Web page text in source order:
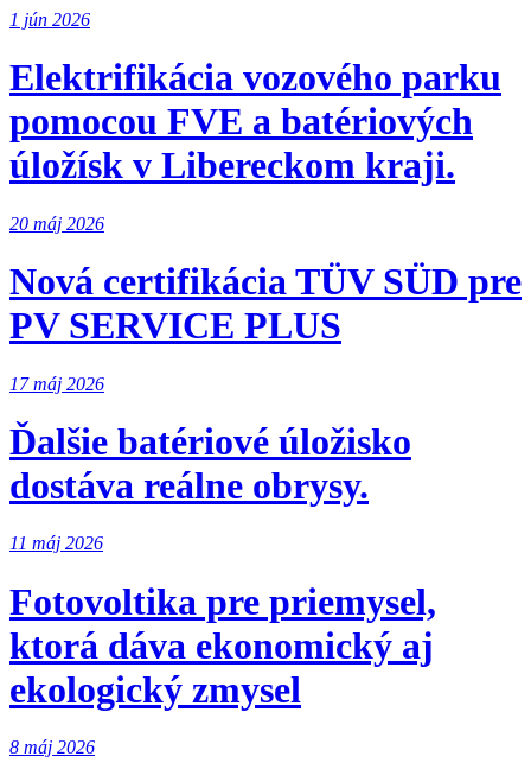
1 jún 2026
Elektrifikácia vozového parku
pomocou FVE a batériových
úložísk v Libereckom kraji.
20 máj 2026
Nová certifikácia TÜV SÜD pre
PV SERVICE PLUS
17 máj 2026
Ďalšie batériové úložisko
dostáva reálne obrysy.
11 máj 2026
Fotovoltika pre priemysel,
ktorá dáva ekonomický aj
ekologický zmysel
8 máj 2026